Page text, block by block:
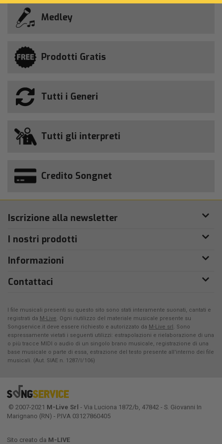
Medley
Prodotti Gratis
Tutti i Generi
Tutti gli interpreti
Credito Songnet
Iscrizione alla newsletter
I nostri prodotti
Informazioni
Contattaci
I file musicali presenti su questo sito sono stati interamente suonati, cantati e
registrati da M-Live. Ogni riutilizzo del materiale musicale presente su
Songservice.it deve essere richiesto e autorizzato da M-Live srl. Sono
espressamente vietati i seguenti utilizzi: estrapolazioni e rielaborazione di una
o più tracce MIDI o audio di un singolo brano musicale, registrazione di una
base musicale o parte di essa, estrazione del testo presente all'interno dei file
musicali. (Aut. SIAE n. 1287/I/106)
© 2007-2021 M-Live Srl - Via Luciona 1872/b, 47842 - S. Giovanni In
Marignano (RN) - P.IVA 03127860405
Sito creato da M-LIVE